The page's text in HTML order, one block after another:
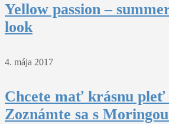
Yellow passion –
look
4. mája 2017
Chcete mať krásnu pleť
Zoznámte sa s